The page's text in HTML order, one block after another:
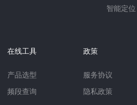
智能定位
在线工具
产品选型
频段查询
政策
服务协议
隐私政策